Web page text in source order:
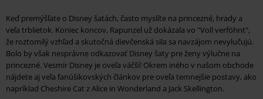
Keď premýšľate o Disney šatách, často myslíte na princezné, hrady a
veľa trblietok. Koniec koncov, Rapunzel už dokázala vo "Voll verföhnt",
že roztomilý vzhľad a skutočná dievčenská sila sa navzájom nevylučujú.
Bolo by však nesprávne odkazovať Disney šaty pre ženy výlučne na
princezné. Vesmír Disney je oveľa väčší! Okrem iného v našom obchode
nájdete aj veľa fanúšikovských článkov pre oveľa temnejšie postavy, ako
napríklad Cheshire Cat z Alice in Wonderland a Jack Skellington.